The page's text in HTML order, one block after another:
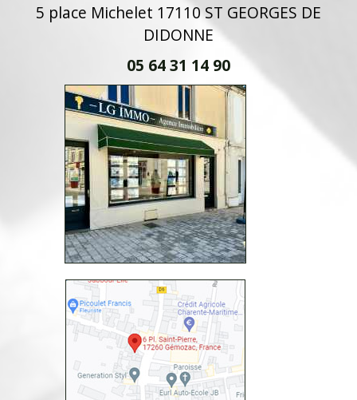
5 place Michelet 17110 ST GEORGES DE
DIDONNE
05 64 31 14 90